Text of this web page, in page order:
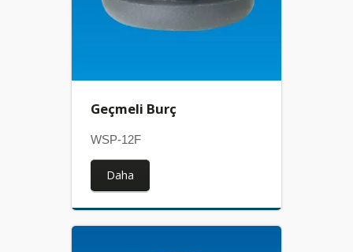
Geçmeli Burç
WSP-12F
Daha